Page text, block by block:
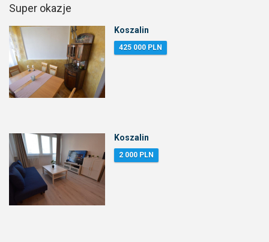
Super okazje
Koszalin
425 000 PLN
Koszalin
2 000 PLN